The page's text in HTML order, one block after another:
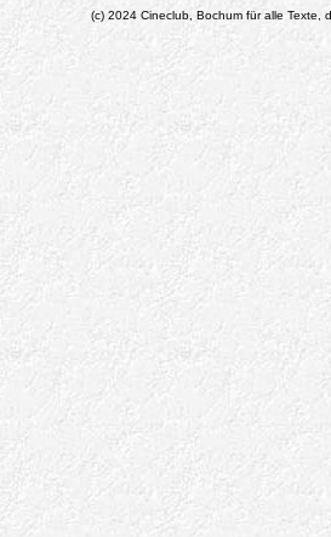
(c) 2024 Cineclub, Bochum für alle Texte,